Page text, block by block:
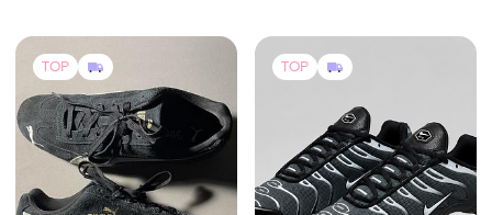
TOP TOP